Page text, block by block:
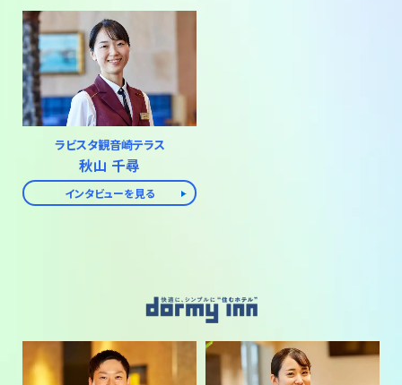
ラビスタ観音崎テラス
秋山 千尋
インタビューを見る